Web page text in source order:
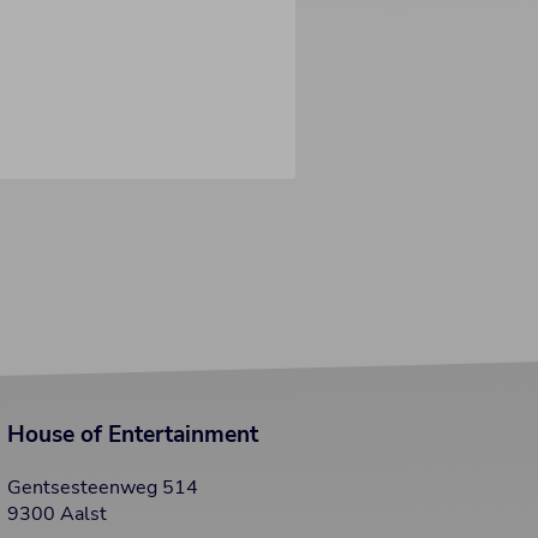
House of Entertainment
Gentsesteenweg 514
9300 Aalst